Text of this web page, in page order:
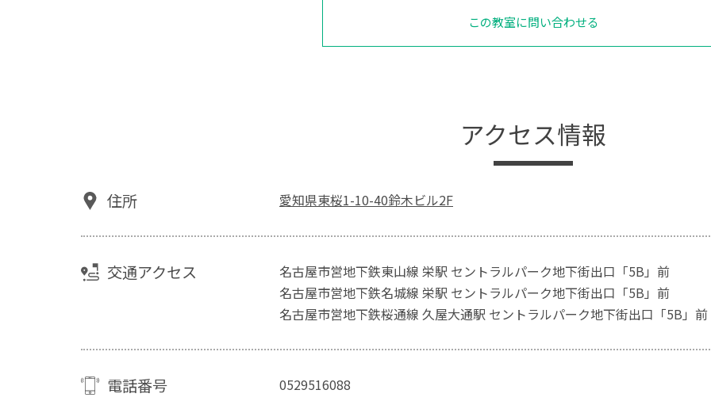
この教室に問い合わせる
アクセス情報
住所 愛知県東桜1-10-40鈴木ビル2F
交通アクセス
名古屋市営地下鉄東山線 栄駅 セントラルパーク地下街出口「5B」前
名古屋市営地下鉄名城線 栄駅 セントラルパーク地下街出口「5B」前
名古屋市営地下鉄桜通線 久屋大通駅 セントラルパーク地下街出口「5B」前
電話番号 0529516088